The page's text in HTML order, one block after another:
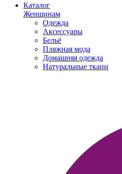
Каталог
Женщинам
Одежда
Аксессуары
Бельё
Пляжная мода
Домашняя одежда
Натуральные ткани